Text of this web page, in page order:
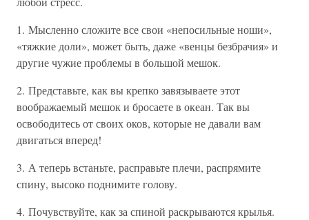
1. Мысленно сложите все свои «непосильные ноши»,
«тяжкие доли», может быть, даже «венцы безбрачия» и
другие чужие проблемы в большой мешок.
2. Представьте, как вы крепко завязываете этот
воображаемый мешок и бросаете в океан. Так вы
освободитесь от своих оков, которые не давали вам
двигаться вперед!
3. А теперь встаньте, расправьте плечи, распрямите
спину, высоко поднимите голову.
4. Почувствуйте, как за спиной раскрываются крылья.